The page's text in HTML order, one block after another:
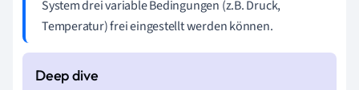
System drei variable Bedingungen (z.B. Druck,
Temperatur) frei eingestellt werden können.